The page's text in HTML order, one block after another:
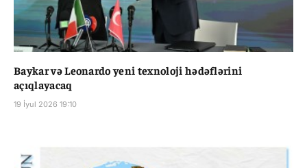
Baykar və Leonardo yeni texnoloji hədəflərini
açıqlayacaq
19 İyul 2026 19:10